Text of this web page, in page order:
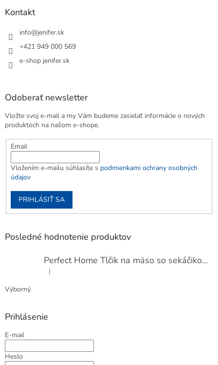
Kontakt
info@jenifer.sk
+421 949 000 569
e-shop jenifer.sk
Odoberať newsletter
Vložte svoj e-mail a my Vám budeme zasielať informácie o nových
produktoch na našom e-shope.
Email
Vložením e-mailu súhlasíte s podmienkami ochrany osobných
údajov
PRIHLÁSIŤ SA
Posledné hodnotenie produktov
Perfect Home Tĺčik na mäso so sekáčikom, 56893
Hodnotenie produktu je 5 z 5 hviezdičiek.
|
Výborný.
Prihlásenie
E-mail
Heslo